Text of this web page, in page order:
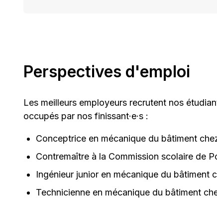
Perspectives d'emploi
Les meilleurs employeurs recrutent nos
occupés par nos finissant·e·s :
Conceptrice en mécanique du bâtiment
Contremaître à la Commission scolaire de
Ingénieur junior en mécanique du bâtiment
Technicienne en mécanique du bâtiment